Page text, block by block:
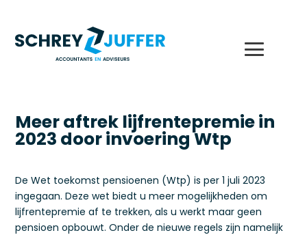
Meer aftrek lijfrentepremie in
2023 door invoering Wtp
De Wet toekomst pensioenen (Wtp) is per 1 juli 2023
ingegaan. Deze wet biedt u meer mogelijkheden om
lijfrentepremie af te trekken, als u werkt maar geen
pensioen opbouwt. Onder de nieuwe regels zijn namelijk